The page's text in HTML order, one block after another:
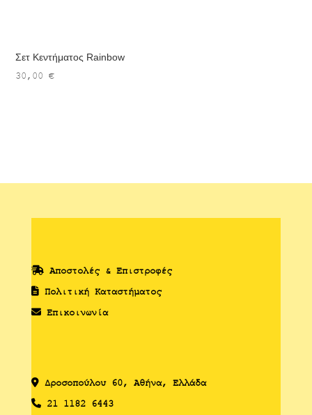
Σετ Κεντήματος Rainbow
30,00€
Αποστολές & Επιστροφές
Πολιτική Καταστήματος
Επικοινωνία
Δροσoπούλου 60, Αθήνα, Ελλάδα
21 1182 6443